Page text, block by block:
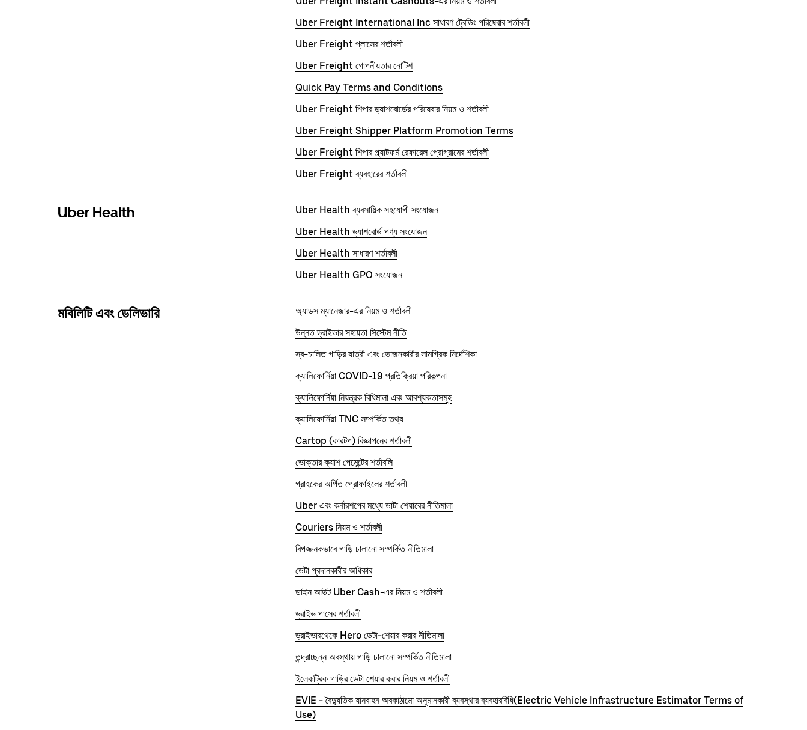
Uber Freight International Inc সাধারণ ট্রেডিং পরিষেবার শর্তাবলী
Uber Freight প্লাসের শর্তাবলী
Uber Freight গোপনীয়তার নোটিশ
Quick Pay Terms and Conditions
Uber Freight শিপার ড্যাশবোর্ডের পরিষেবার নিয়ম ও শর্তাবলী
Uber Freight Shipper Platform Promotion Terms
Uber Freight শিপার প্ল্যাটফর্ম রেফারেল প্রোগ্রামের শর্তাবলী
Uber Freight ব্যবহারের শর্তাবলী
Uber Health
Uber Health ব্যবসায়িক সহযোগী সংযোজন
Uber Health ড্যাশবোর্ড পণ্য সংযোজন
Uber Health সাধারণ শর্তাবলী
Uber Health GPO সংযোজন
মবিলিটি এবং ডেলিভারি
অ্যাডস ম্যানেজার-এর নিয়ম ও শর্তাবলী
উন্নত ড্রাইভার সহায়তা সিস্টেম নীতি
স্ব-চালিত গাড়ির যাত্রী এবং ভোজনকারীর সামগ্রিক নির্দেশিকা
ক্যালিফোর্নিয়া COVID-19 প্রতিক্রিয়া পরিকল্পনা
ক্যালিফোর্নিয়া নিয়ন্ত্রক বিধিমালা এবং আবশ্যকতাসমূহ
ক্যালিফোর্নিয়া TNC সম্পর্কিত তথ্য
Cartop (কারটপ) বিজ্ঞাপনের শর্তাবলী
ভোক্তার ক্যাশ পেমেন্টের শর্তাবলি
গ্রাহকের অর্পিত প্রোফাইলের শর্তাবলী
Uber এবং কর্নারশপের মধ্যে ডাটা শেয়ারের নীতিমালা
Couriers নিয়ম ও শর্তাবলী
বিপজ্জনকভাবে গাড়ি চালানো সম্পর্কিত নীতিমালা
ডেটা প্রদানকারীর অধিকার
ডাইন আউট Uber Cash-এর নিয়ম ও শর্তাবলী
ড্রাইভ পাসের শর্তাবলী
ড্রাইভারথেকে Hero ডেটা-শেয়ার করার নীতিমালা
তন্দ্রাচ্ছন্ন অবস্থায় গাড়ি চালানো সম্পর্কিত নীতিমালা
ইলেকট্রিক গাড়ির ডেটা শেয়ার করার নিয়ম ও শর্তাবলী
EVIE - বৈদ্যুতিক যানবাহন অবকাঠামো অনুমানকারী ব্যবস্থার ব্যবহারবিধি(Electric Vehicle Infrastructure Estimator Terms of
Use)